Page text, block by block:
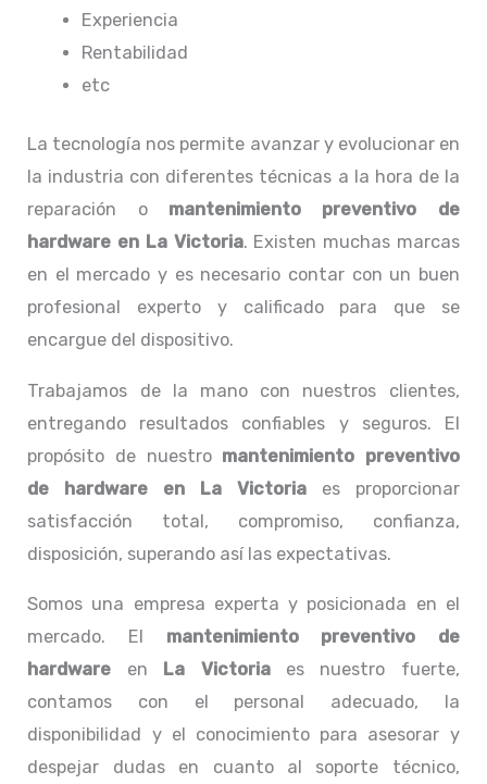
Experiencia
Rentabilidad
etc
La tecnología nos permite avanzar y evolucionar en
la industria con diferentes técnicas a la hora de la
reparación o mantenimiento preventivo de
hardware en La Victoria. Existen muchas marcas
en el mercado y es necesario contar con un buen
profesional experto y calificado para que se
encargue del dispositivo.
Trabajamos de la mano con nuestros clientes,
entregando resultados confiables y seguros. El
propósito de nuestro mantenimiento preventivo
de hardware en La Victoriaes proporcionar
satisfacción total, compromiso, confianza,
disposición, superando así las expectativas.
Somos una empresa experta y posicionada en el
mercado. El mantenimiento preventivo de
hardware en La Victoriaes nuestro fuerte,
contamos con el personal adecuado, la
disponibilidad y el conocimiento para asesorar y
despejar dudas en cuanto al soporte técnico,